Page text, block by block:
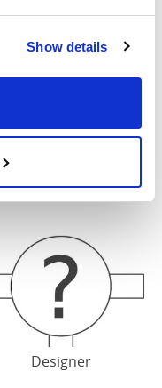
Show details
Designer